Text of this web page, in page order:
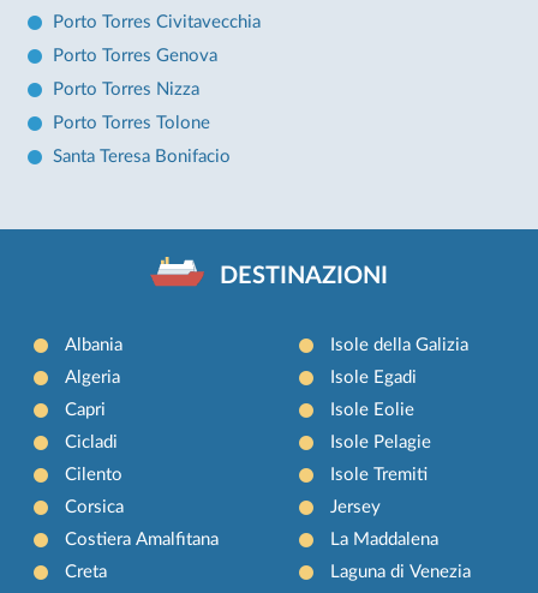
Porto Torres Civitavecchia
Porto Torres Genova
Porto Torres Nizza
Porto Torres Tolone
Santa Teresa Bonifacio
DESTINAZIONI
Albania
Algeria
Capri
Cicladi
Cilento
Corsica
Costiera Amalfitana
Creta
Isole della Galizia
Isole Egadi
Isole Eolie
Isole Pelagie
Isole Tremiti
Jersey
La Maddalena
Laguna di Venezia